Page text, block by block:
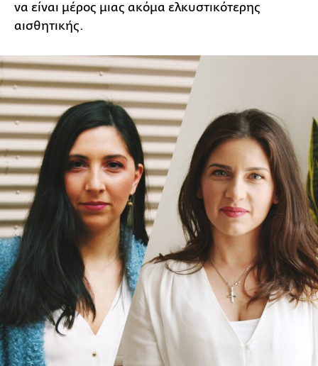
να είναι μέρος μιας ακόμα ελκυστικότερης
αισθητικής.